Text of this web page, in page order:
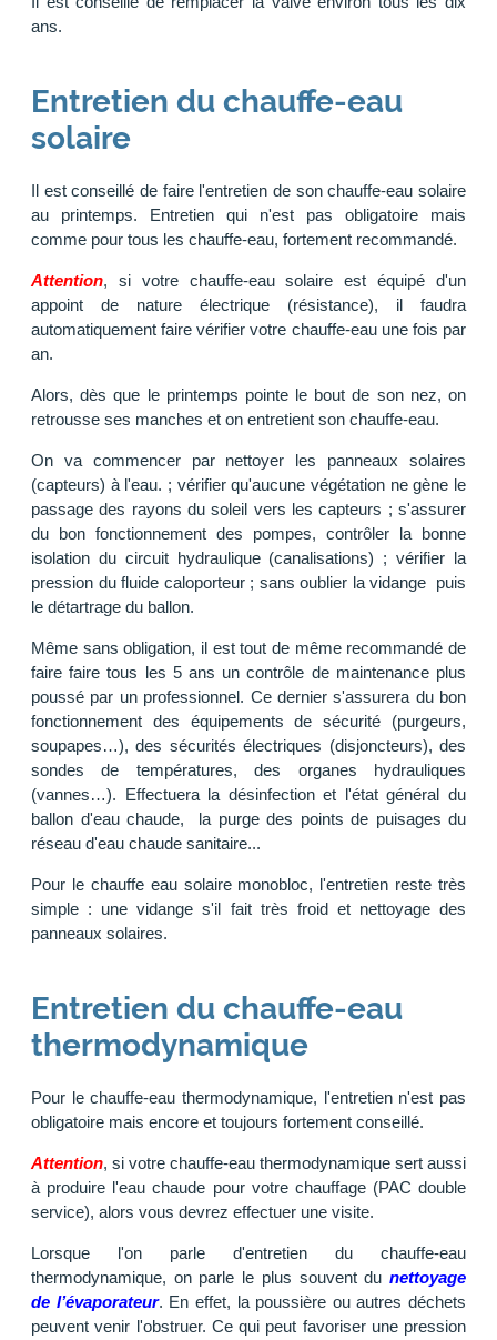
ans.
Entretien du chauffe-eau
solaire
Il est conseillé de faire l'entretien de son chauffe-eau solaire
au printemps. Entretien qui n'est pas obligatoire mais
comme pour tous les chauffe-eau, fortement recommandé.
Attention, si votre chauffe-eau solaire est équipé d'un
appoint de nature électrique (résistance), il faudra
automatiquement faire vérifier votre chauffe-eau une fois par
an.
Alors, dès que le printemps pointe le bout de son nez, on
retrousse ses manches et on entretient son chauffe-eau.
On va commencer par nettoyer les panneaux solaires
(capteurs) à l'eau. ; vérifier qu'aucune végétation ne gène le
passage des rayons du soleil vers les capteurs ; s'assurer
du bon fonctionnement des pompes, contrôler la bonne
isolation du circuit hydraulique (canalisations) ; vérifier la
pression du fluide caloporteur ; sans oublier la vidange puis
le détartrage du ballon.
Même sans obligation, il est tout de même recommandé de
faire faire tous les 5 ans un contrôle de maintenance plus
poussé par un professionnel. Ce dernier s'assurera du bon
fonctionnement des équipements de sécurité (purgeurs,
soupapes…), des sécurités électriques (disjoncteurs), des
sondes de températures, des organes hydrauliques
(vannes…). Effectuera la désinfection et l'état général du
ballon d'eau chaude, la purge des points de puisages du
réseau d'eau chaude sanitaire...
Pour le chauffe eau solaire monobloc, l'entretien reste très
simple : une vidange s'il fait très froid et nettoyage des
panneaux solaires.
Entretien du chauffe-eau
thermodynamique
Pour le chauffe-eau thermodynamique, l'entretien n'est pas
obligatoire mais encore et toujours fortement conseillé.
Attention, si votre chauffe-eau thermodynamique sert aussi
à produire l'eau chaude pour votre chauffage (PAC double
service), alors vous devrez effectuer une visite.
Lorsque l'on parle d'entretien du chauffe-eau
thermodynamique, on parle le plus souvent du nettoyage
de l’évaporateur. En effet, la poussière ou autres déchets
peuvent venir l'obstruer. Ce qui peut favoriser une pression